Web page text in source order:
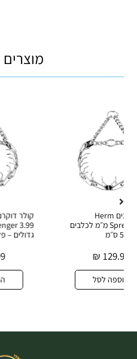
מוצרים
קולר דוקרנים Herm
Sprenger 3.99 מ״מ לכלבים
גדולים – פלדה מצופה כרום